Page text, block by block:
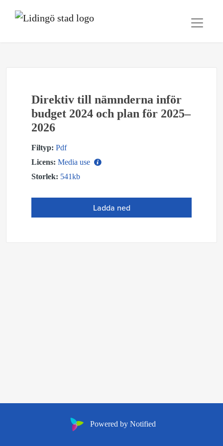
Direktiv till nämnderna inför
budget 2024 och plan för 2025–
2026
Filtyp: Pdf
Licens: Media use
Storlek: 541kb
Ladda ned
Powered by Notified